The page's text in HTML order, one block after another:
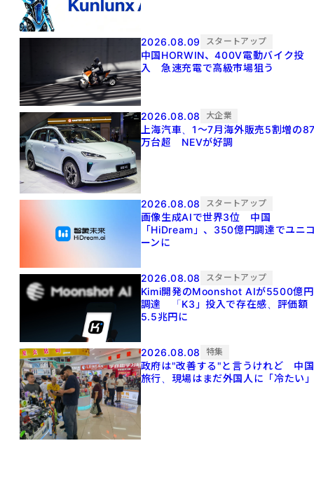
2026.08.09 スタートアップ
中国HORWIN、400V電動バイク投
入 急速充電で高級市場狙う
2026.08.08 大企業
上海汽車、1～7月海外販売5割増の
万台超 NEVが好調
2026.08.08 スタートアップ
画像生成AIで世界3位 中国
「HiDream」、350億円調達でユニ
ーンに
2026.08.08 スタートアップ
Kimi開発のMoonshot AIが5500億円
調達 「K3」投入で存在感、評価額
5.5兆円に
2026.08.08 特集
政府は"改善する"と言うけれど 中国
旅行、現場はまだ外国人に「冷たい